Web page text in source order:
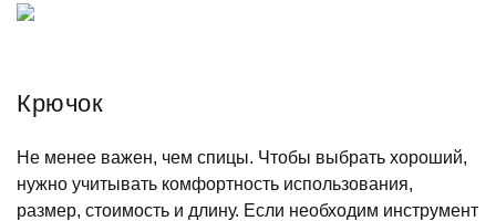
Крючок
Не менее важен, чем спицы. Чтобы выбрать хороший,
нужно учитывать комфортность использования,
размер, стоимость и длину. Если необходим инструмент